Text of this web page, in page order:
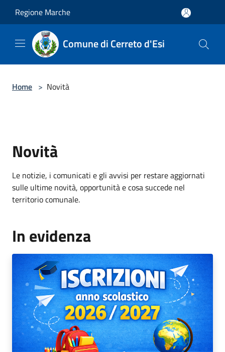
Regione Marche
Comune di Cerreto d'Esi
Home > Novità
Novità
Le notizie, i comunicati e gli avvisi per restare aggiornati
sulle ultime novità, opportunità e cosa succede nel
territorio comunale.
In evidenza